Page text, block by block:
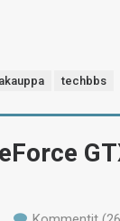
techbbs